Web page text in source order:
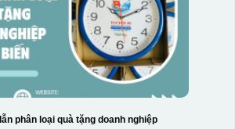
phân loại quà tặng doanh nghiệp